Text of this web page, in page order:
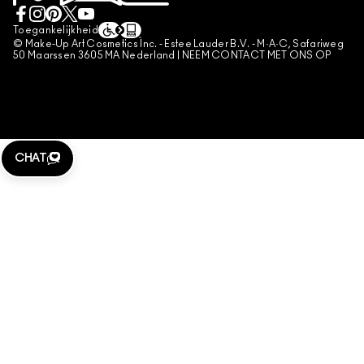
NEEM CONTACT MET ONS OP
CONTACTEER FABRIKANT
VERKOOPSVOORWAARDEN
NAMAAKPRODUCTEN
ALGEMENE VOORWAARDEN POA
Toegankelijkheid
© Make-Up Art Cosmetics Inc. - Estee Lauder B.V. - M·A·C, Safariweg
50 Maarssen 3605 MA Nederland |
NEEM CONTACT MET ONS OP
CHAT